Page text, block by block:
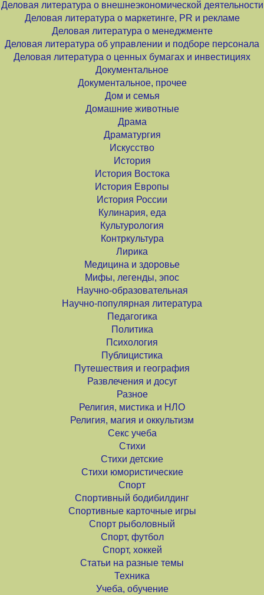
Деловая литература о внешнеэкономической деятельности
Деловая литература о маркетинге, PR и рекламе
Деловая литература о менеджменте
Деловая литература об управлении и подборе персонала
Деловая литература о ценных бумагах и инвестициях
Документальное
Документальное, прочее
Дом и семья
Домашние животные
Драма
Драматургия
Искусство
История
История Востока
История Европы
История России
Кулинария, еда
Культурология
Контркультура
Лирика
Медицина и здоровье
Мифы, легенды, эпос
Научно-образовательная
Научно-популярная литература
Педагогика
Политика
Психология
Публицистика
Путешествия и география
Развлечения и досуг
Разное
Религия, мистика и НЛО
Религия, магия и оккультизм
Секс учеба
Стихи
Стихи детские
Стихи юмористические
Спорт
Спортивный бодибилдинг
Спортивные карточные игры
Спорт рыболовный
Спорт, футбол
Спорт, хоккей
Статьи на разные темы
Техника
Учеба, обучение